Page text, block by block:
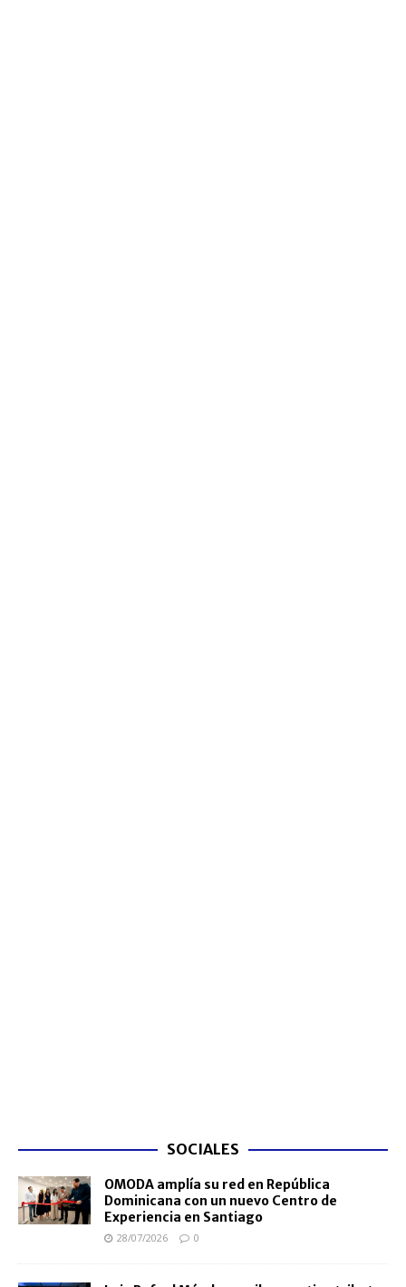
SOCIALES
OMODA amplía su red en República
Dominicana con un nuevo Centro de
Experiencia en Santiago
28/07/2026 0